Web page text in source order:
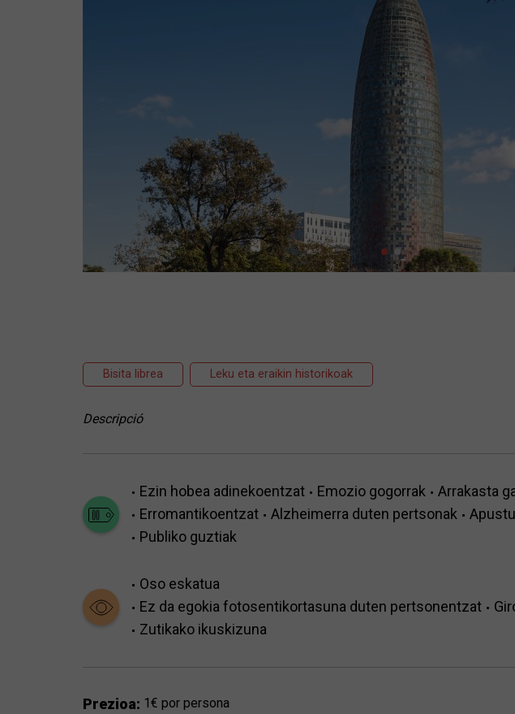
Bisita librea Leku eta eraikin historikoak
Descripció
Ezin hobea adinekoentzat Emozio gogorrak Arrakasta
Erromantikoentzat
Alzheimerra duten pertsonak
Publiko guztiak
Oso eskatua
Ez da egokia fotosentikortasuna duten pertsonentzat
Zutikako ikuskizuna
Prezioa: 1€ por persona